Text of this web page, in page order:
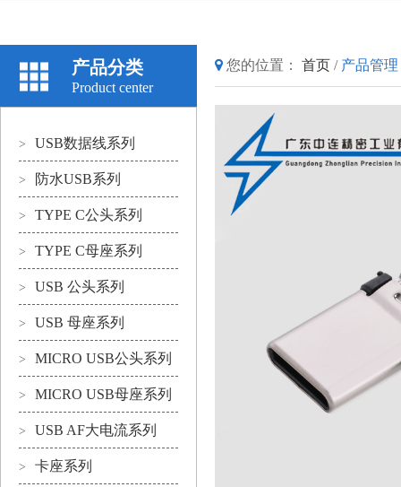
产品分类
Product center
> USB数据线系列
> 防水USB系列
> TYPE C公头系列
> TYPE C母座系列
> USB 公头系列
> USB 母座系列
> MICRO USB公头系列
> MICRO USB母座系列
> USB AF大电流系列
> 卡座系列
您的位置： 首页 / 产品管理